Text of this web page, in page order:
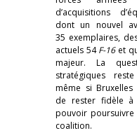
d’acquisitions
dont un nouvel
35 exemplaires,
actuels 54F-16et
majeur. La
stratégiques
même si
de rester fidèle à
pouvoir poursuivre
coalition.